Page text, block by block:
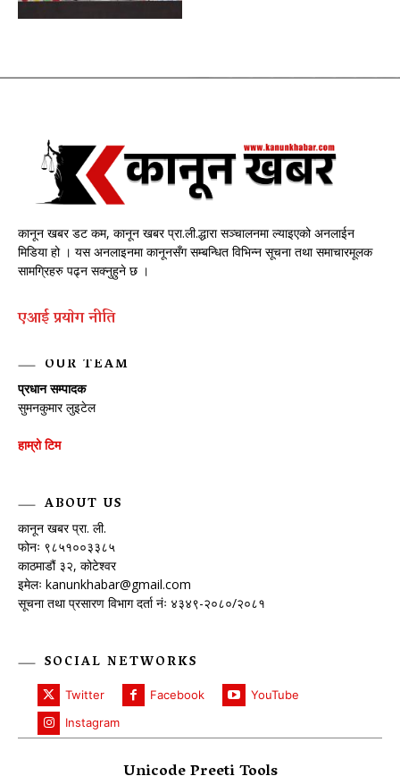
कानून खबर डट कम, कानून खबर प्रा.ली.द्धारा सञ्चालनमा ल्याइएको अनलाईन
मिडिया हो । यस अनलाइनमा कानूनसँग सम्बन्धित विभिन्न सूचना तथा समाचारमूलक
सामग्रिहरु पढ्न सक्नुहुने छ ।
एआई प्रयाेग नीति
OUR TEAM
प्रधान सम्पादक
सुमनकुमार लुइटेल
हाम्रो टिम
ABOUT US
कानून खबर प्रा. ली.
फोनः ९८५१००३३८५
काठमाडौं ३२, कोटेश्वर
इमेलः kanunkhabar@gmail.com
सूचना तथा प्रसारण विभाग दर्ता नंः ४३४९-२०८०/२०८१
SOCIAL NETWORKS
Twitter Facebook
YouTube
Instagram